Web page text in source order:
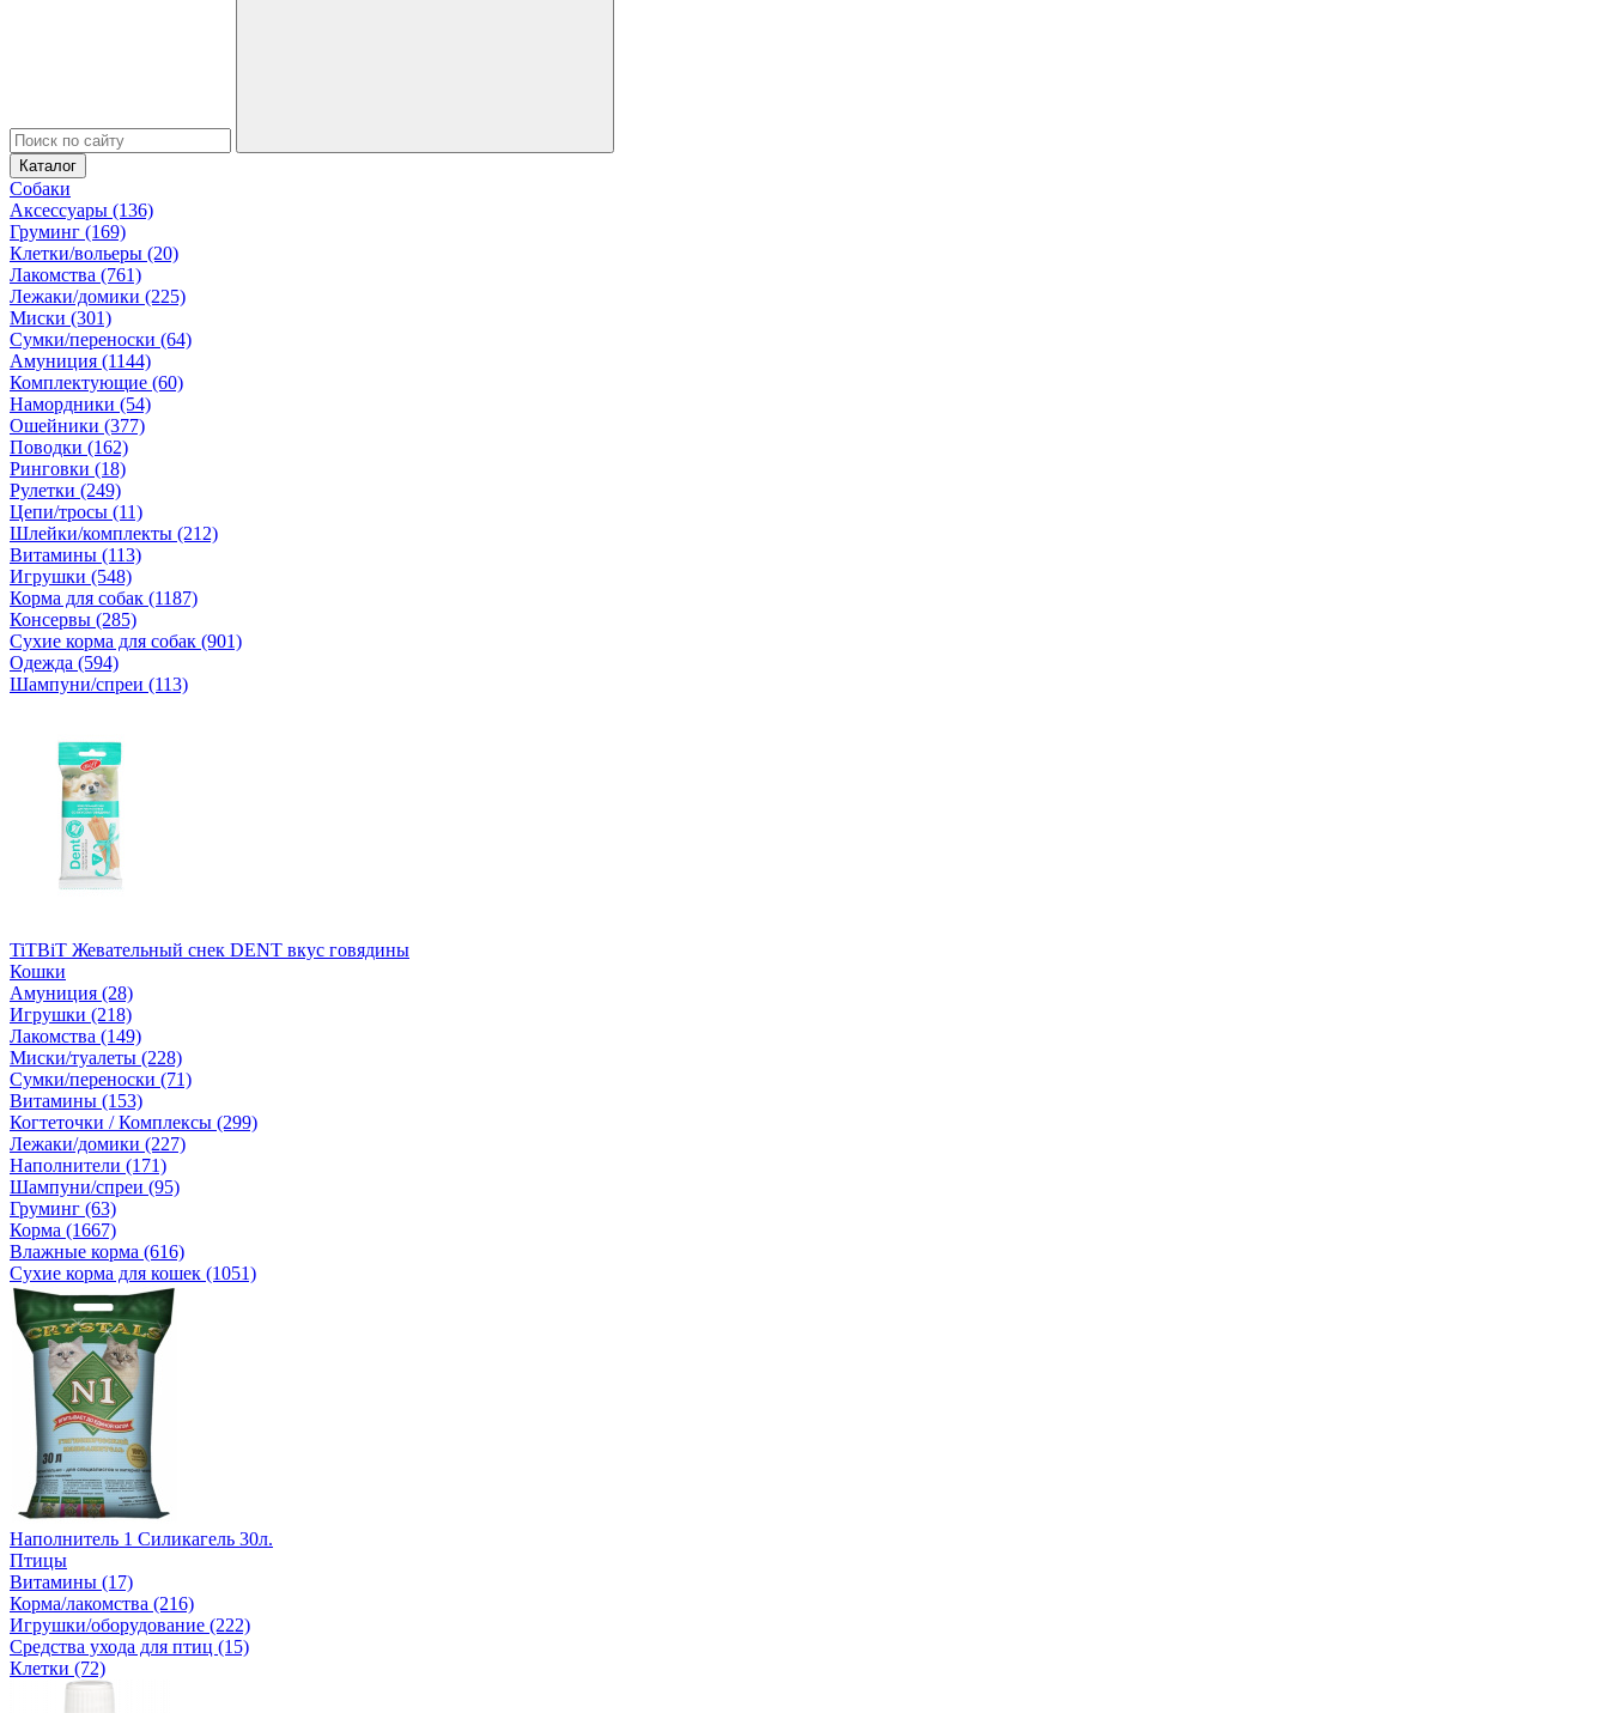
Каталог
Собаки
Аксессуары (136)
Груминг (169)
Клетки/вольеры (20)
Лакомства (761)
Лежаки/домики (225)
Миски (301)
Сумки/переноски (64)
Амуниция (1144)
Комплектующие (60)
Намордники (54)
Ошейники (377)
Поводки (162)
Ринговки (18)
Рулетки (249)
Цепи/тросы (11)
Шлейки/комплекты (212)
Витамины (113)
Игрушки (548)
Корма для собак (1187)
Консервы (285)
Сухие корма для собак (901)
Одежда (594)
Шампуни/спреи (113)
TiTBiT Жевательный снек DENT вкус говядины
Кошки
Амуниция (28)
Игрушки (218)
Лакомства (149)
Миски/туалеты (228)
Сумки/переноски (71)
Витамины (153)
Когтеточки / Комплексы (299)
Лежаки/домики (227)
Наполнители (171)
Шампуни/спреи (95)
Груминг (63)
Корма (1667)
Влажные корма (616)
Сухие корма для кошек (1051)
Наполнитель 1 Силикагель 30л.
Птицы
Витамины (17)
Корма/лакомства (216)
Игрушки/оборудование (222)
Средства ухода для птиц (15)
Клетки (72)